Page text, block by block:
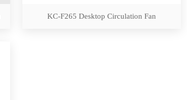
KC-F265 Desktop Circulation Fan